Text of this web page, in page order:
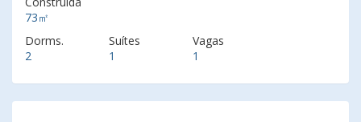
73㎡
Dorms.
2
Suítes
1
Vagas
1